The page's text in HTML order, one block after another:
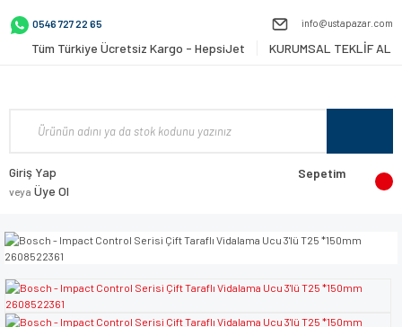
0546 727 22 65 info@ustapazar.com
Tüm Türkiye Ücretsiz Kargo - HepsiJet KURUMSAL TEKLİF AL
Giriş Yap
veya Üye Ol
Sepetim